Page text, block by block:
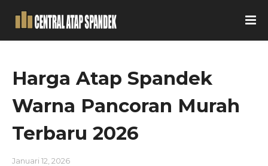
Harga Atap Spandek
Warna Pancoran Murah
Terbaru 2026
Januari 12, 2026